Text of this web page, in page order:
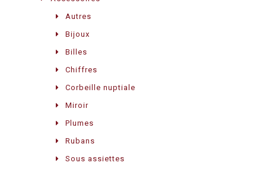
Autres
Bijoux
Billes
Chiffres
Corbeille nuptiale
Miroir
Plumes
Rubans
Sous assiettes